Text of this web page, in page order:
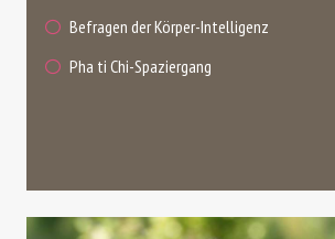
Befragen der Körper-Intelligenz
Pha ti Chi-Spaziergang